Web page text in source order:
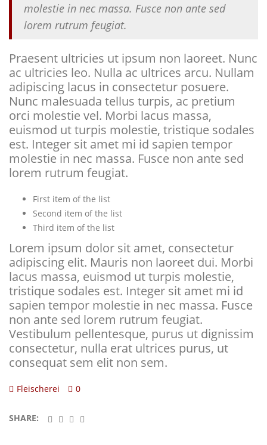
molestie in nec massa. Fusce non ante sed
lorem rutrum feugiat.
Praesent ultricies ut ipsum non laoreet. Nunc
ac ultricies leo. Nulla ac ultrices arcu. Nullam
adipiscing lacus in consectetur posuere.
Nunc malesuada tellus turpis, ac pretium
orci molestie vel. Morbi lacus massa,
euismod ut turpis molestie, tristique sodales
est. Integer sit amet mi id sapien tempor
molestie in nec massa. Fusce non ante sed
lorem rutrum feugiat.
First item of the list
Second item of the list
Third item of the list
Lorem ipsum dolor sit amet, consectetur
adipiscing elit. Mauris non laoreet dui. Morbi
lacus massa, euismod ut turpis molestie,
tristique sodales est. Integer sit amet mi id
sapien tempor molestie in nec massa. Fusce
non ante sed lorem rutrum feugiat.
Vestibulum pellentesque, purus ut dignissim
consectetur, nulla erat ultrices purus, ut
consequat sem elit non sem.
Fleischerei 0
SHARE: